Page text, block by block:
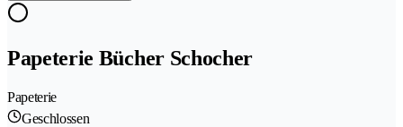
Papeterie Bücher Schocher
Papeterie
Geschlossen